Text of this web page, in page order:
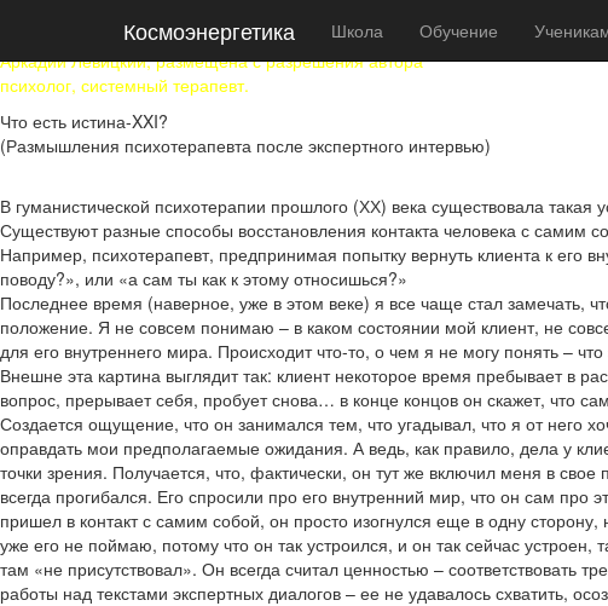
Космоэнергетика Школа Обучение
Аркадий Левицкий «Что есть истина XXI»
Аркадий Левицкий, размещена с разрешения автора
психолог, системный терапевт.
Что есть истина-XXI?
(Размышления психотерапевта после экспертного интервью)
В гуманистической психотерапии прошлого (ХХ) века существовала такая
Существуют разные способы восстановления контакта человека с самим
Например, психотерапевт, предпринимая попытку вернуть клиента к его
поводу?», или «а сам ты как к этому относишься?»
Последнее время (наверное, уже в этом веке) я все чаще стал замечать,
положение. Я не совсем понимаю – в каком состоянии мой клиент, не
для его внутреннего мира. Происходит что-то, о чем я не могу понять – что
Внешне эта картина выглядит так: клиент некоторое время пребывает в
вопрос, прерывает себя, пробует снова… в конце концов он скажет, что
Создается ощущение, что он занимался тем, что угадывал, что я от него
оправдать мои предполагаемые ожидания. А ведь, как правило, дела у
точки зрения. Получается, что, фактически, он тут же включил меня в
всегда прогибался. Его спросили про его внутренний мир, что он сам про
пришел в контакт с самим собой, он просто изогнулся еще в одну
уже его не поймаю, потому что он так устроился, и он так сейчас
там «не присутствовал». Он всегда считал ценностью –
работы над текстами экспертных диалогов – ее не удавалось схватить,